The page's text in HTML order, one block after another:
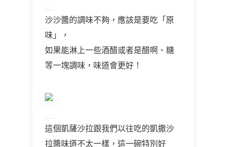
沙沙醬的調味不夠，應該是要吃「原
味」，
如果能淋上一些酒醋或者是醋啊、糖
等一塊調味，味道會更好！
這個凱薩沙拉跟我們以往吃的凱撒沙
拉醬味道不太一樣，這一碗特別好